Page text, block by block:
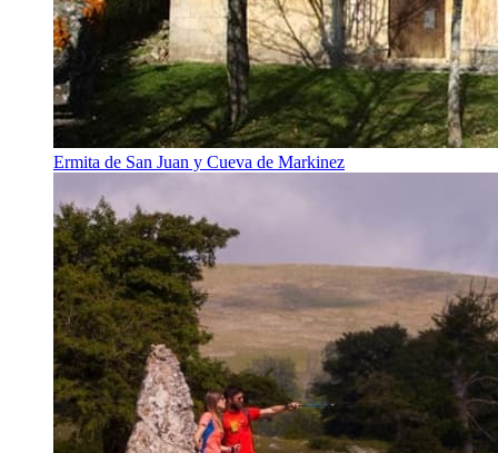
Ermita de San Juan y Cueva de Markinez